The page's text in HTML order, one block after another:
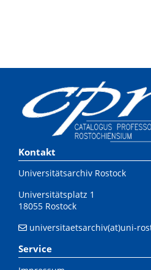
Kontakt
Universitätsarchiv Rostock
Universitätsplatz 1
18055 Rostock
universitaetsarchiv(at)uni-
Service